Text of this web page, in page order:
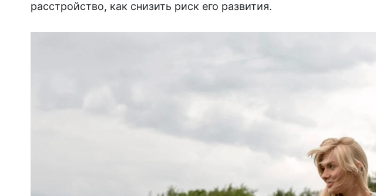
расстройство, как снизить риск его развития.